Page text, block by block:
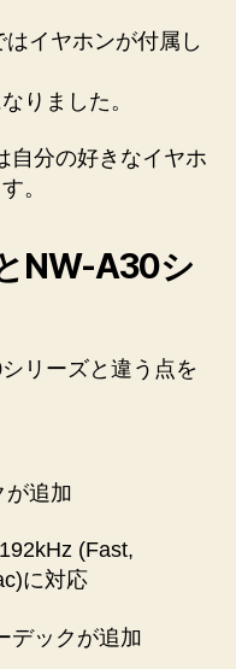
イヤホンが付属し
りました。
自分の好きなイヤホ
。
NW-A30シ
リーズと違う点を
が追加
(Fast,
に対応
デックが追加